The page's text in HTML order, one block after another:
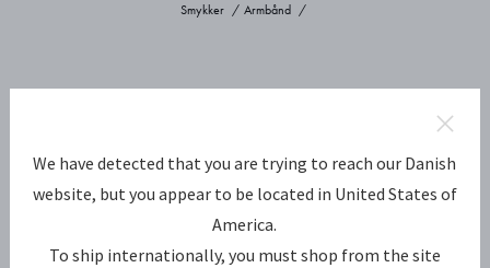
Smykker Armbånd
We have detected that you are trying to reach our Danish
website, but you appear to be located in United States of
America.
To ship internationally, you must shop from the site